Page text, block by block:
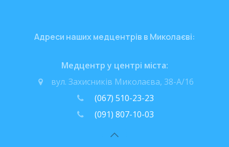
Адреси наших медцентрів в Миколаєві:
Медцентр у центрі міста:
вул. Захисників Миколаєва, 38-А/16
(067) 510-23-23
(091) 807-10-03